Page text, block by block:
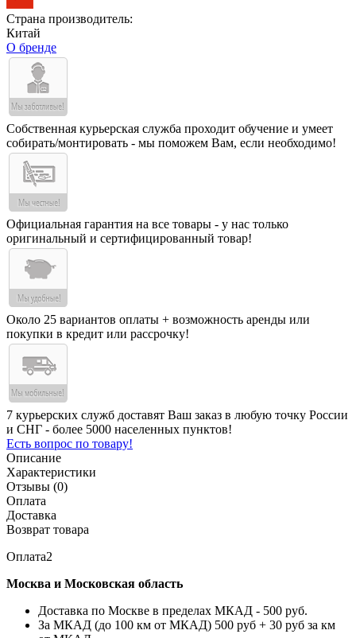
Страна производитель:
Китай
О бренде
Собственная курьерская служба проходит обучение и умеет
собирать/монтировать - мы поможем Вам, если необходимо!
Официальная гарантия на все товары - у нас только
оригинальный и сертифицированный товар!
Около 25 вариантов оплаты + возможность аренды или
покупки в кредит или рассрочку!
7 курьерских служб доставят Ваш заказ в любую точку России
и СНГ - более 5000 населенных пунктов!
Есть вопрос по товару!
Описание
Характеристики
Отзывы (0)
Оплата
Доставка
Возврат товара
Оплата2
Москва и Московская область
Доставка по Москве в пределах МКАД - 500 руб.
За МКАД (до 100 км от МКАД) 500 руб + 30 руб за км